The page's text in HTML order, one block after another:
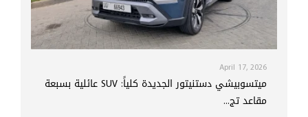
April 17, 2026
ميتسوبيشي دستنيتور الجديدة كلياً: SUV عائلية بسبعة
مقاعد تج...